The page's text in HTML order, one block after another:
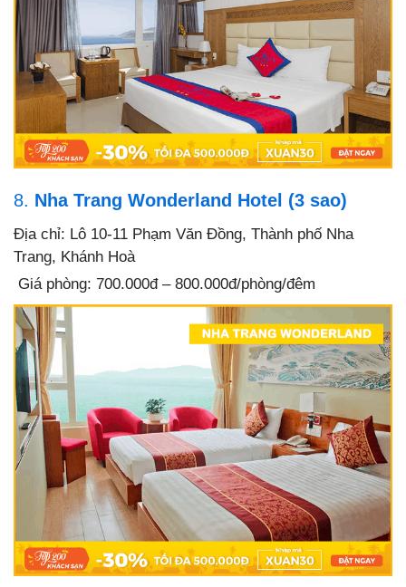
8. Nha Trang Wonderland Hotel (3 sao)
Địa chỉ: Lô 10-11 Phạm Văn Đồng, Thành phố Nha
Trang, Khánh Hoà
Giá phòng: 700.000đ – 800.000đ/phòng/đêm